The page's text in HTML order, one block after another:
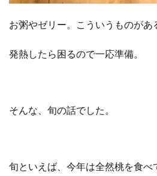
お粥やゼリー。こういうものがあ
発熱したら困るので一応準備。
そんな、旬の話でした。
旬といえば、今年は全然桃を食べ